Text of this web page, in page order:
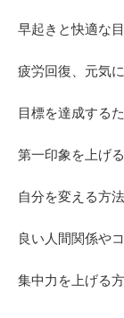
早起きと快適な
疲労回復、元気
目標を達成する
第一印象を上げ
自分を変える方法
良い人間関係や
集中力を上げる